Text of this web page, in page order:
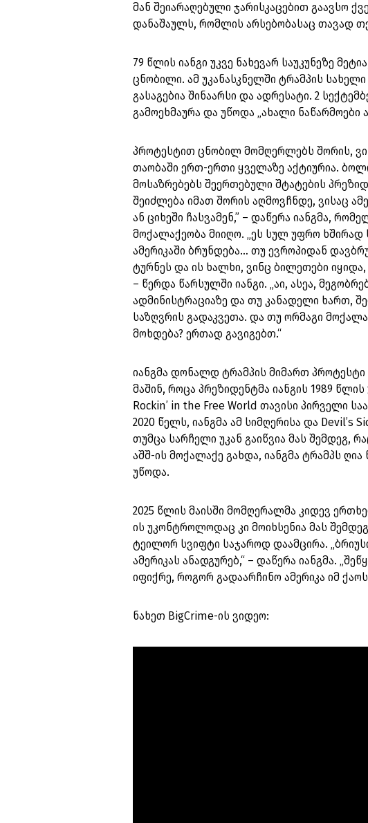
მან შეიარაღებული ჯარისკაცებით გაავსო
დანაშაულს, რომლის არსებობასაც თავად
79 წლის იანგი უკვე ნახევარ საუკუნეზე
ცნობილი. ამ უკანასკნელში ტრამპის
გასაგებია შინაარსი და ადრესატი. 2
გამოეხმაურა და უწოდა „ახალი ნაწარმოები
პროტესტით ცნობილ მომღერლებს შორის,
თაობაში ერთ-ერთი ყველაზე აქტიურია.
მოსაზრებებს შეერთებული შტატების
შეიძლება იმათ შორის აღმოვჩნდე, ვისაც
ან ციხეში ჩასვამენ,” – დაწერა იანგმა,
მოქალაქეობა მიიღო. „ეს სულ უფრო
ამერიკაში ბრუნდება… თუ ევროპიდან
ტურნეს და ის ხალხი, ვინც ბილეთები
– წერდა წარსულში იანგი. „აი, ასეა,
ადმინისტრაციაზე და თუ კანადელი ხართ,
საზღვრის გადაკვეთა. და თუ ორმაგი
მოხდება? ერთად გავიგებთ.“
იანგმა დონალდ ტრამპის მიმართ
მაშინ, როცა პრეზიდენტმა იანგის 1989
Rockin’ in the Free World თავისი პირველი
2020 წელს, იანგმა ამ სიმღერისა და Devil’s
თუმცა სარჩელი უკან გაიწვია მას შემდეგ,
აშშ-ის მოქალაქე გახდა, იანგმა ტრამპს
უწოდა.
2025 წლის მაისში მომღერალმა კიდევ
ის უკონტროლოდაც კი მოიხსენია მას
ტეილორ სვიფტი საჯაროდ დაამცირა.
ამერიკას ანადგურებ,“ – დაწერა იანგმა.
იფიქრე, როგორ გადაარჩინო ამერიკა იმ
ნახეთ BigCrime-ის ვიდეო: